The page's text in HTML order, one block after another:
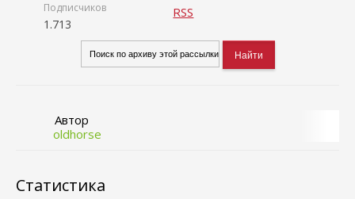
Подписчиков
1.713
RSS
Автор
oldhorse
Статистика